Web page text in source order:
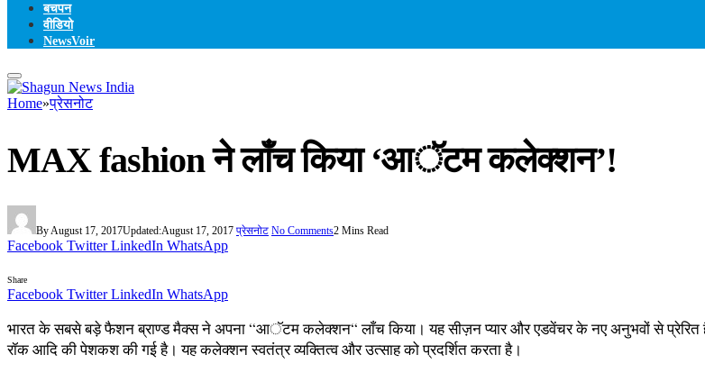
बचपन
वीडियो
NewsVoir
Home»प्रेसनोट
MAX fashion ने लाँच किया ‘आॅटम कलेक्शन’!
By August 17, 2017Updated:August 17, 2017 प्रेसनोट No Comments2 Mins Read
Facebook Twitter LinkedIn WhatsApp
Share
Facebook Twitter LinkedIn WhatsApp
भारत के सबसे बड़े फैशन ब्राण्ड मैक्स ने अपना “आॅटम कलेक्शन“ लाँच किया। यह सीज़न प्यार और एडवेंचर के नए अनुभवों से
रॉक आदि की पेशकश की गई है। यह कलेक्शन स्वतंत्र व्यक्तित्व और उत्साह को प्रदर्शित करता है।